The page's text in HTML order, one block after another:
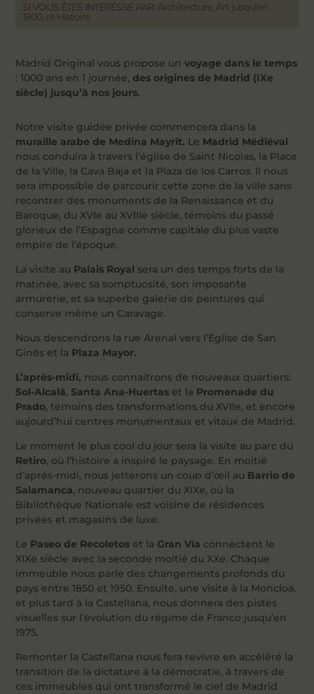
SI VOUS ÊTES INTERÉSSÉ PAR:Architecture, Art jusqu'en
1900, et Histoire
Madrid Original vous propose unvoyage dans le temps
: 1000 ans en 1 journée, des origines de Madrid (IXe
siècle) jusqu’à nos jours.
Notre visite guidée privée commencera dans la
muraille arabe de Medina Mayrit. Le Madrid Médiéval
nous conduira à travers l’église de Saint Nicolas, la Place
de la Ville, la Cava Baja et la Plaza de los Carros. Il nous
sera impossible de parcourir cette zone de la ville sans
recontrer des monuments de la Renaissance et du
Baroque, du XVIe au XVIIIe siècle, témoins du passé
glorieux de l’Espagne comme capitale du plus vaste
empire de l’époque.
La visite au Palais Royal sera un des temps forts de la
matinée, avec sa somptuosité, son imposante
armurerie, et sa superbe galerie de peintures qui
conserve même un Caravage.
Nous descendrons la rue Arenal vers l’Eglise de San
Ginés et la Plaza Mayor.
L’après-midi, nous connaitrons de nouveaux quartiers:
Sol-Alcalá, Santa Ana-Huertas et la Promenade du
Prado, témoins des transformations du XVIIe, et encore
aujourd’hui centres monumentaux et vitaux de Madrid.
Le moment le plus cool du jour sera la visite au parc du
Retiro, où l’histoire a inspiré le paysage. En moitié
d’après-midi, nous jetterons un coup d’œil au Barrio de
Salamanca, nouveau quartier du XIXe, où la
Bibliothèque Nationale est voisine de résidences
privées et magasins de luxe.
Le Paseo de Recoletos et la Gran Vía connectent le
XIXe siècle avec la seconde moitié du XXe. Chaque
immeuble nous parle des changements profonds du
pays entre 1850 et 1950. Ensuite, une visite à la Moncloa,
et plus tard à la Castellana, nous donnera des pistes
visuelles sur l’évolution du régime de Franco jusqu’en
1975.
Remonter la Castellana nous fera revivre en accéléré la
transition de la dictature à la démocratie, à travers de
ces immeubles qui ont transformé le ciel de Madrid